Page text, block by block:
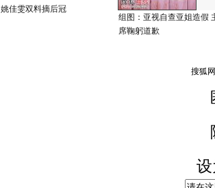
姚佳雯双料摘后冠
组图：亚视自查亚姐造假
席鞠躬道歉